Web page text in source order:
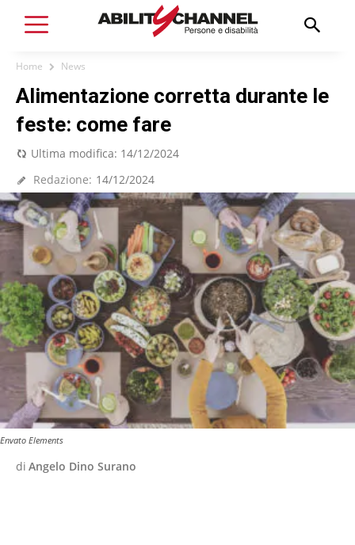
Home News
Alimentazione corretta durante le
feste: come fare
Ultima modifica: 14/12/2024
Redazione: 14/12/2024
Envato Elements
di Angelo Dino Surano